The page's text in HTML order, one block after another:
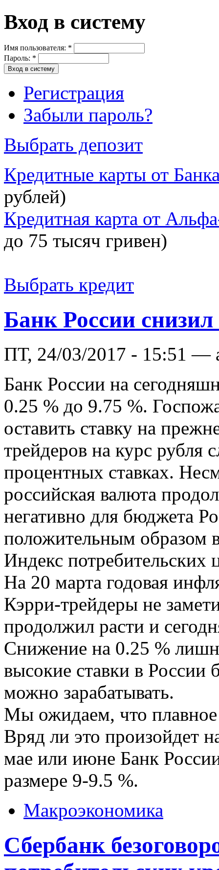
Вход в систему
Имя пользователя: *
Пароль: *
Регистрация
Забыли пароль?
Выбрать депозит
Кредитные карты от
рублей)
Кредитная карта от
до 75 тысяч гривен)
Выбрать кредит
Банк России
ПТ, 24/03/2017 - 15:51 —
Банк России на
0.25 % до 9.75 %.
оставить ставку на
трейдеров на курс рубля
процентных ставках.
российская валюта
негативно для бюджета
положительным образом
Индекс
На 20 марта годовая
Кэрри-трейдеры не
продолжил расти и
Снижение на 0.25 %
высокие ставки в России
можно зарабатывать.
Мы ожидаем, что плавное
Вряд ли это произойдет
мае или июне Банк
размере 9-9.5 %.
Макроэкономика
Сбербанк